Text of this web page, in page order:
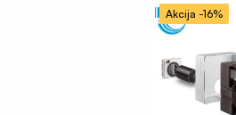
Akcija -16%